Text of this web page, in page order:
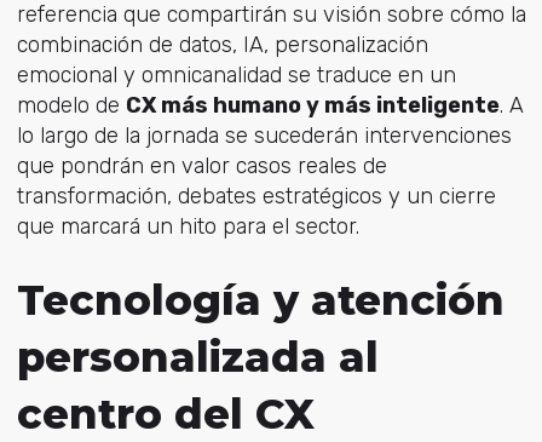
referencia que compartirán su visión sobre cómo la
combinación de datos, IA, personalización
emocional y omnicanalidad se traduce en un
modelo de CX más humano y más inteligente. A
lo largo de la jornada se sucederán intervenciones
que pondrán en valor casos reales de
transformación, debates estratégicos y un cierre
que marcará un hito para el sector.
Tecnología y atención
personalizada al
centro del CX